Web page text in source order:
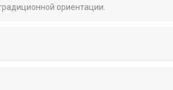
ориентации.